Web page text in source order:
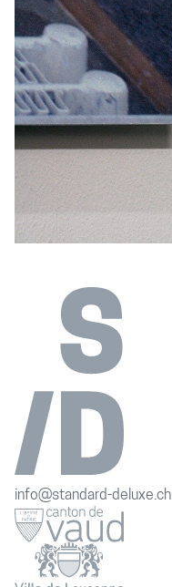
info@standard-deluxe.ch